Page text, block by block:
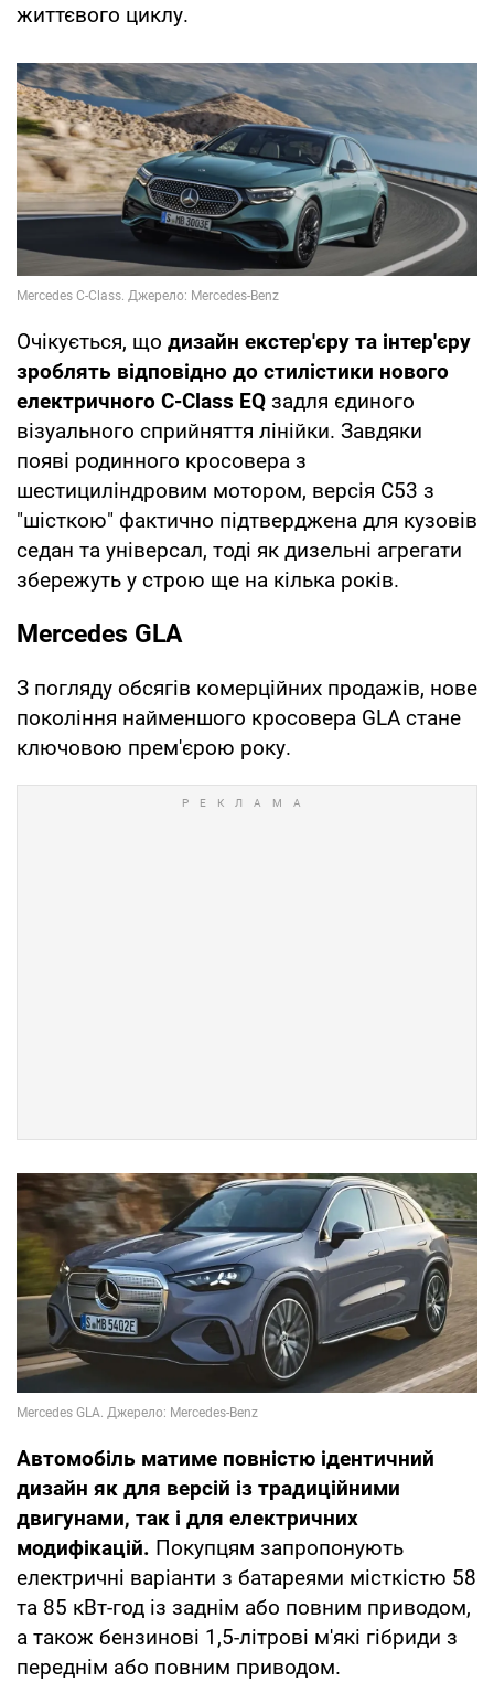
життєвого циклу.
Очікується, що дизайн екстер'єру та інтер'єру
зроблять відповідно до стилістики нового
електричного C-Class EQ задля єдиного
візуального сприйняття лінійки. Завдяки
появі родинного кросовера з
шестициліндровим мотором, версія C53 з
"шісткою" фактично підтверджена для кузовів
седан та універсал, тоді як дизельні агрегати
збережуть у строю ще на кілька років.
Mercedes GLA
З погляду обсягів комерційних продажів, нове
покоління найменшого кросовера GLA стане
ключовою прем'єрою року.
Автомобіль матиме повністю ідентичний
дизайн як для версій із традиційними
двигунами, так і для електричних
модифікацій. Покупцям запропонують
електричні варіанти з батареями місткістю 58
та 85 кВт-год із заднім або повним приводом,
а також бензинові 1,5-літрові м'які гібриди з
переднім або повним приводом.